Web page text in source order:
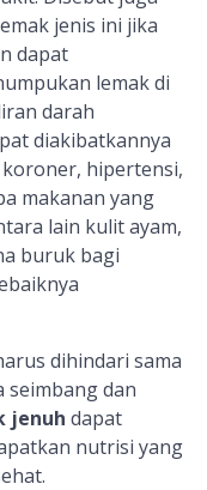
jenis ini jika
dapat
lemak di
darah
diakibatkannya
koroner, hipertensi,
makanan yang
lain kulit ayam,
buruk bagi
dihindari sama
seimbang dan
jenuh dapat
nutrisi yang